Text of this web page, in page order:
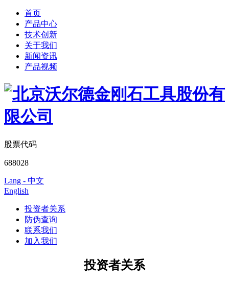
首页
产品中心
技术创新
关于我们
新闻资讯
产品视频
股票代码
688028
Lang - 中文
English
投资者关系
防伪查询
联系我们
加入我们
投资者关系